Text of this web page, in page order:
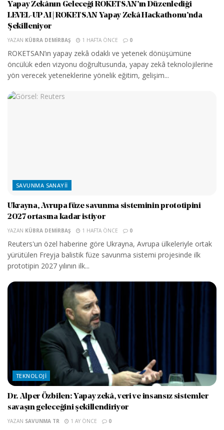
Yapay Zekânın Geleceği ROKETSAN’ın Düzenlediği
LEVEL-UP AI | ROKETSAN Yapay Zekâ Hackathonu’nda
Şekilleniyor
YAZAN KÜBRA DEMIRBAŞ 1 HAFTA ÖNCE 0
ROKETSAN’ın yapay zekâ odaklı ve yetenek dönüşümüne
öncülük eden vizyonu doğrultusunda, yapay zekâ teknolojilerine
yön verecek yeteneklerine yönelik eğitim, gelişim...
SAVUNMA SANAYII
Ukrayna, Avrupa füze savunma sisteminin prototipini
2027 ortasına kadar istiyor
YAZAN KÜBRA DEMIRBAŞ 1 HAFTA ÖNCE 0
Reuters'un özel haberine göre Ukrayna, Avrupa ülkeleriyle ortak
yürütülen Freyja balistik füze savunma sistemi projesinde ilk
prototipin 2027 yılının ilk...
TEKNOLOJI
Dr. Alper Özbilen: Yapay zekâ, veri ve insansız sistemler
savaşın geleceğini şekillendiriyor
YAZAN SAVUNMA TR 1 AY ÖNCE 0